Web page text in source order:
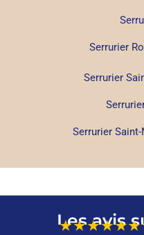
Serrurier
Serrurier
Serrurier
Les avis
★★★★★